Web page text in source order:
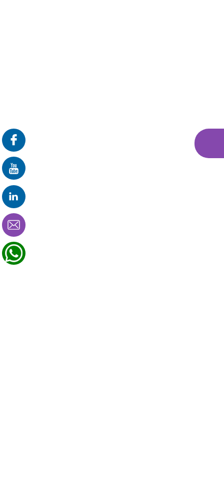
זום